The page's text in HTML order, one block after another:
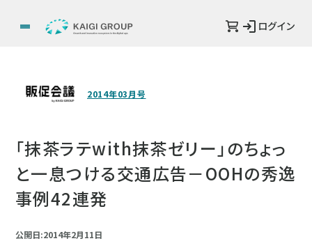
ログイン
2014年03月号
「抹茶ラテwith抹茶ゼリー」のちょっ
と一息つける交通広告－OOHの秀逸
事例42連発
公開日:2014年2月11日